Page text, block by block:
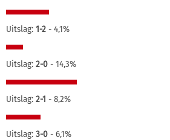
Uitslag: 1-2 - 4,1%
Uitslag: 2-0 - 14,3%
Uitslag: 2-1 - 8,2%
Uitslag: 3-0 - 6,1%